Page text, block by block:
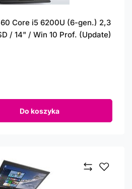
Core i5 6200U (6-gen.) 2,3
/ 14" / Win 10 Prof. (Update)
Do koszyka